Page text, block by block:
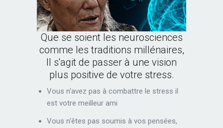
Que se soient les neurosciences
comme les traditions millénaires,
Il s'agit de passer à une vision
plus positive de votre stress.
Vous n'avez pas à combattre le stress il
est votre meilleur ami
Vous n'êtes pas soumis à vos pensées,